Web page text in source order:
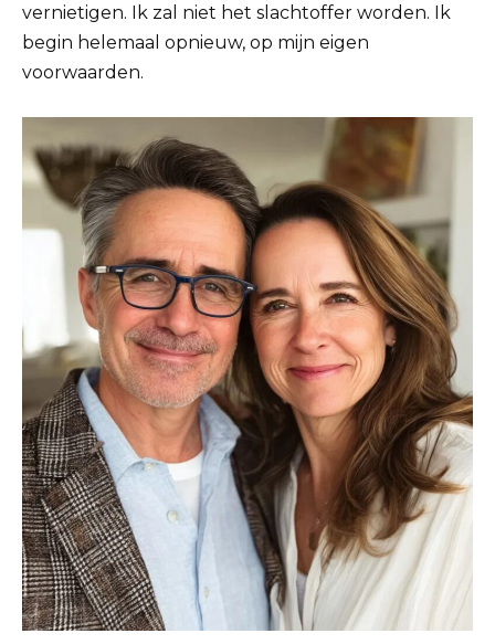
vernietigen. Ik zal niet het slachtoffer worden. Ik
begin helemaal opnieuw, op mijn eigen
voorwaarden.